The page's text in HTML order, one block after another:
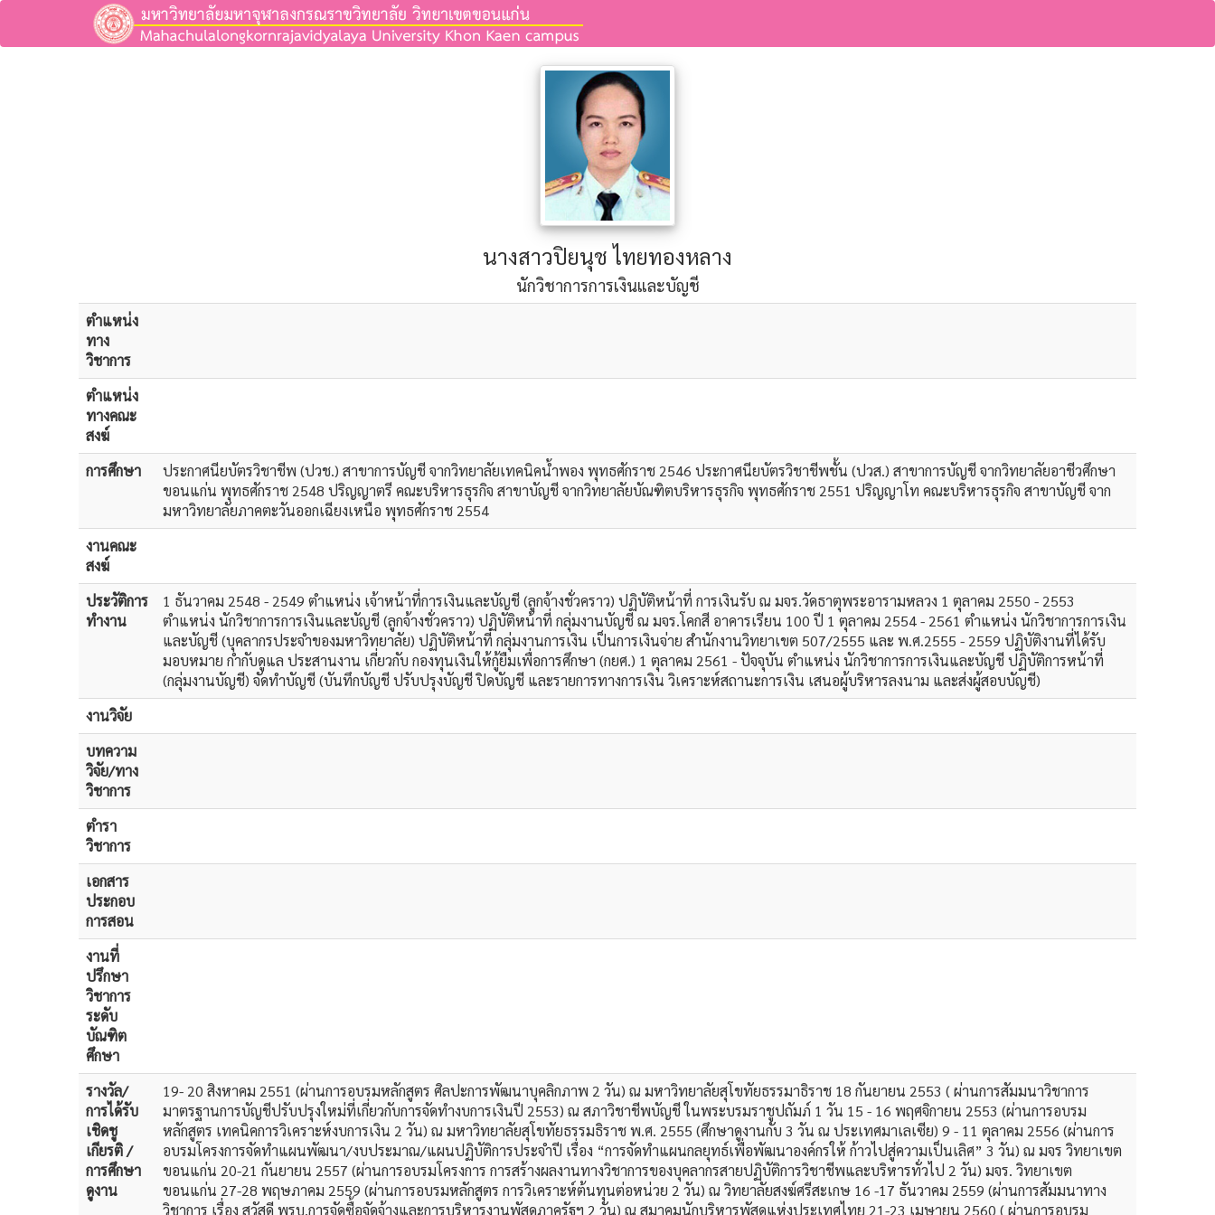
นางสาวปิยนุช ไทยทองหลาง
นักวิชาการการเงินและบัญชี
ตำแหน่ง
ทาง
วิชาการ
ตำแหน่ง
ทางคณะ
สงฆ์
การศึกษา
ประกาศนียบัตรวิชาชีพ (ปวช.) สาขาการบัญชี จากวิทยาลัยเทคนิคน้ำพอง พุทธศักราช 2546 ประกาศนียบัตรวิชาชีพชั้น (ปวส.) สาขาการบัญชี จากวิทยาลัยอาชีวศึกษา
ขอนแก่น พุทธศักราช 2548 ปริญญาตรี คณะบริหารธุรกิจ สาขาบัญชี จากวิทยาลัยบัณฑิตบริหารธุรกิจ พุทธศักราช 2551 ปริญญาโท คณะบริหารธุรกิจ สาขาบัญชี จาก
มหาวิทยาลัยภาคตะวันออกเฉียงเหนือ พุทธศักราช 2554
งานคณะ
สงฆ์
ประวัติการ
ทำงาน
1 ธันวาคม 2548 - 2549 ตำแหน่ง เจ้าหน้าที่การเงินและบัญชี (ลูกจ้างชั่วคราว) ปฏิบัติหน้าที่ การเงินรับ ณ มจร.วัดธาตุพระอารามหลวง 1 ตุลาคม 2550 - 2553
ตำแหน่ง นักวิชาการการเงินและบัญชี (ลูกจ้างชั่วคราว) ปฏิบัติหน้าที่ กลุ่มงานบัญชี ณ มจร.โคกสี อาคารเรียน 100 ปี 1 ตุลาคม 2554 - 2561 ตำแหน่ง นักวิชาการการเงิน
และบัญชี (บุคลากรประจำของมหาวิทยาลัย) ปฏิบัติหน้าที่ กลุ่มงานการเงิน เป็นการเงินจ่าย สำนักงานวิทยาเขต 507/2555 และ พ.ศ.2555 - 2559 ปฏิบัติงานที่ได้รับ
มอบหมาย กำกับดูแล ประสานงาน เกี่ยวกับ กองทุนเงินให้กู้ยืมเพื่อการศึกษา (กยศ.) 1 ตุลาคม 2561 - ปัจจุบัน ตำแหน่ง นักวิชาการการเงินและบัญชี ปฏิบัติการหน้าที่
(กลุ่มงานบัญชี) จัดทำบัญชี (บันทึกบัญชี ปรับปรุงบัญชี ปิดบัญชี และรายการทางการเงิน วิเคราะห์สถานะการเงิน เสนอผู้บริหารลงนาม และส่งผู้สอบบัญชี)
งานวิจัย
บทความ
วิจัย/ทาง
วิชาการ
ตำรา
วิชาการ
เอกสาร
ประกอบ
การสอน
งานที่
ปรึกษา
วิชาการ
ระดับ
บัณฑิต
ศึกษา
รางวัล/
การได้รับ
เชิดชู
เกียรติ /
การศึกษา
ดูงาน
19- 20 สิงหาคม 2551 (ผ่านการอบรมหลักสูตร ศิลปะการพัฒนาบุคลิกภาพ 2 วัน) ณ มหาวิทยาลัยสุโขทัยธรรมาธิราช 18 กันยายน 2553 ( ผ่านการสัมมนาวิชาการ
มาตรฐานการบัญชีปรับปรุงใหม่ที่เกี่ยวกับการจัดทำงบการเงินปี 2553) ณ สภาวิชาชีพบัญชี ในพระบรมราชูปถัมภ์ 1 วัน 15 - 16 พฤศจิกายน 2553 (ผ่านการอบรม
หลักสูตร เทคนิคการวิเคราะห์งบการเงิน 2 วัน) ณ มหาวิทยาลัยสุโขทัยธรรมธิราช พ.ศ. 2555 (ศึกษาดูงานกับ 3 วัน ณ ประเทศมาเลเซีย) 9 - 11 ตุลาคม 2556 (ผ่านการ
อบรมโครงการจัดทำแผนพัฒนา/งบประมาณ/แผนปฏิบัติการประจำปี เรื่อง “การจัดทำแผนกลยุทธ์เพื่อพัฒนาองค์กรให้ ก้าวไปสู่ความเป็นเลิศ” 3 วัน) ณ มจร วิทยาเขต
ขอนแก่น 20-21 กันยายน 2557 (ผ่านการอบรมโครงการ การสร้างผลงานทางวิชาการของบุคลากรสายปฏิบัติการวิชาชีพและบริหารทั่วไป 2 วัน) มจร. วิทยาเขต
ขอนแก่น 27-28 พฤษภาคม 2559 (ผ่านการอบรมหลักสูตร การวิเคราะห์ต้นทุนต่อหน่วย 2 วัน) ณ วิทยาลัยสงฆ์ศรีสะเกษ 16 -17 ธันวาคม 2559 (ผ่านการสัมมนาทาง
วิชาการ เรื่อง สวัสดี พรบ.การจัดซื้อจัดจ้างและการบริหารงานพัสดุภาครัฐฯ 2 วัน) ณ สมาคมนักบริหารพัสดุแห่งประเทศไทย 21-23 เมษายน 2560 ( ผ่านการอบรม